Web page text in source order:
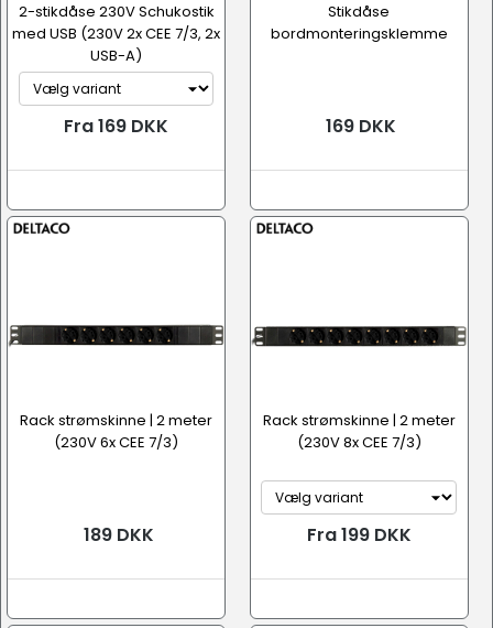
2-stikdåse 230V Schukostik
med USB (230V 2x CEE 7/3, 2x
USB-A)
Fra 169 DKK
Stikdåse
bordmonteringsklemme
169 DKK
Rack strømskinne | 2 meter
(230V 6x CEE 7/3)
189 DKK
Rack strømskinne | 2 meter
(230V 8x CEE 7/3)
Fra 199 DKK